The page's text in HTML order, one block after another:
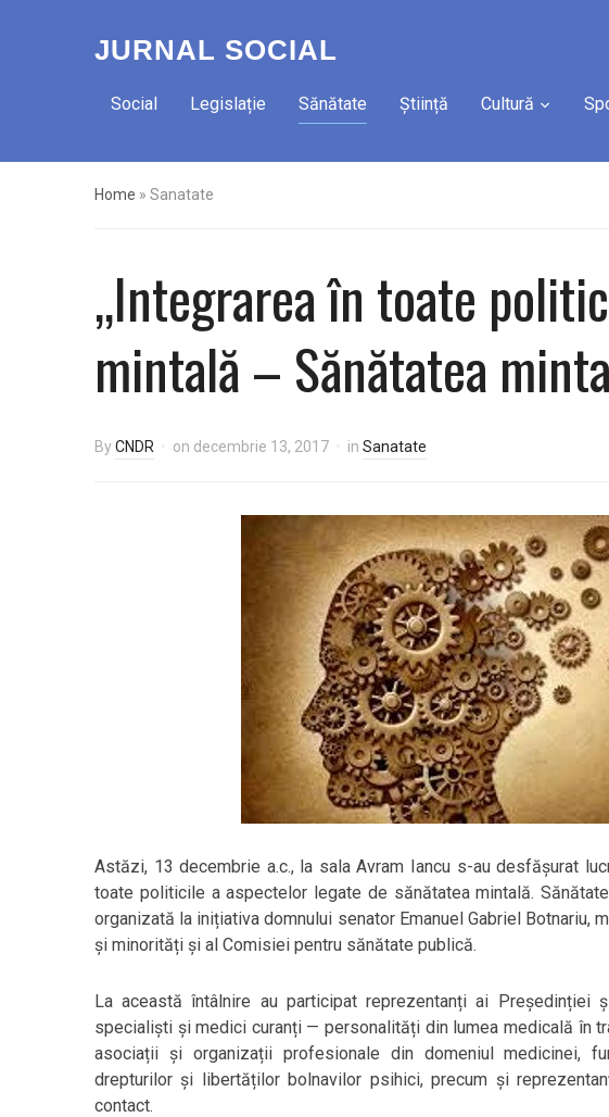
JURNAL SOCIAL
Social Legislație Sănătate Știință Cultură
Home » Sanatate
„Integrarea în toate
mintală – Sănătatea
ByCNDR on decembrie 13, 2017 in Sanatate
Astăzi, 13 decembrie a.c., la sala Avram Iancu s-au desfășurat
toate politicile a aspectelor legate de sănătatea mintală.
organizată la inițiativa domnului senator Emanuel Gabriel Botnariu,
și minorități și al Comisiei pentru sănătate publică.
La această întâlnire au participat reprezentanți ai Președinției
specialiști și medici curanți — personalități din lumea medicală în
asociații și organizații profesionale din domeniul medicinei,
drepturilor și libertăților bolnavilor psihici, precum și
contact.